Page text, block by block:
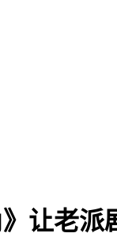
让老派